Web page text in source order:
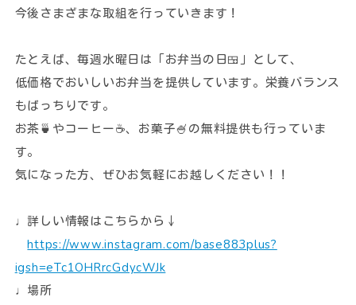
ひなたのキズナ声かけ運動
｢知る｣から始める｡自殺予防
コンテンツ
お知らせ
特集ページ
ダウンロード
リンク集
今後さまざまな取組を行っていきます！
たとえば、毎週水曜日は「お弁当の日🍱」として、
低価格でおいしいお弁当を提供しています。栄養バランス
もばっちりです。
お茶🍵やコーヒー☕、お菓子🍧の無料提供も行っていま
す。
気になった方、ぜひお気軽にお越しください！！
♩詳しい情報はこちらから↓
https://www.instagram.com/base883plus?
igsh=eTc1OHRrcGdycWJk
♩場所